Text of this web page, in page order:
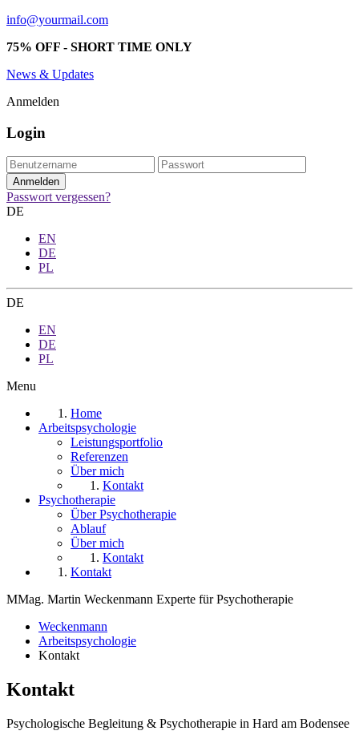
info@yourmail.com
75% OFF - SHORT TIME ONLY
News & Updates
Anmelden
Login
Passwort vergessen?
DE
EN
DE
PL
DE
EN
DE
PL
Menu
Home
Arbeitspsychologie
Leistungsportfolio
Referenzen
Über mich
Kontakt
Psychotherapie
Über Psychotherapie
Ablauf
Über mich
Kontakt
Kontakt
MMag. Martin Weckenmann Experte für Psychotherapie
Weckenmann
Arbeitspsychologie
Kontakt
Kontakt
Psychologische Begleitung & Psychotherapie in Hard am Bodensee